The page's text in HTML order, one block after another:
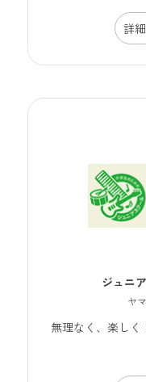
詳
ジュニ
ヤ
無理なく、楽しく